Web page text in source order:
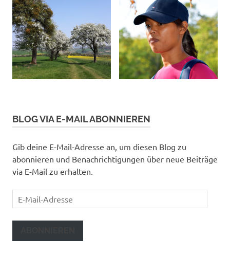
BLOG VIA E-MAIL ABONNIEREN
Gib deine E-Mail-Adresse an, um diesen Blog zu
abonnieren und Benachrichtigungen über neue Beiträge
via E-Mail zu erhalten.
E-
Mail-
Adresse